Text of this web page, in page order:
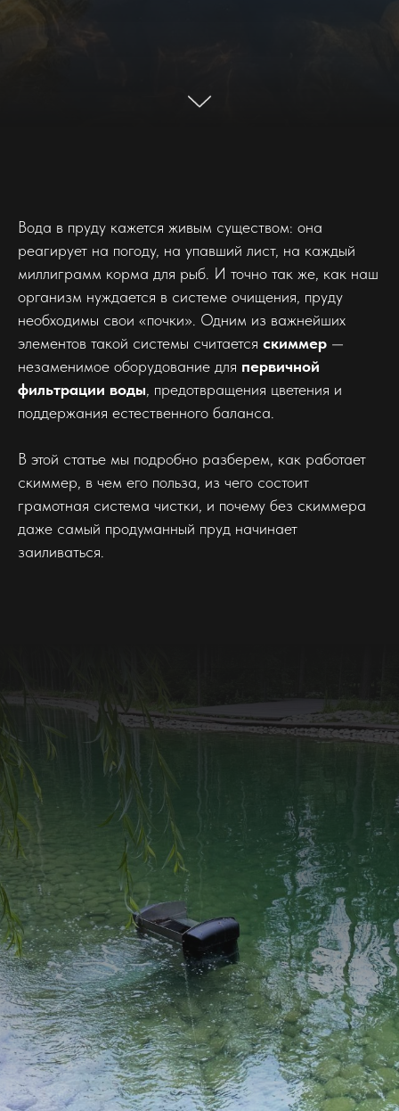
Вода в пруду кажется живым существом: она
реагирует на погоду, на упавший лист, на каждый
миллиграмм корма для рыб. И точно так же, как наш
организм нуждается в системе очищения, пруду
необходимы свои «почки». Одним из важнейших
элементов такой системы считается скиммер —
незаменимое оборудование для первичной
фильтрации воды , предотвращения цветения и
поддержания естественного баланса.
В этой статье мы подробно разберем, как работает
скиммер, в чем его польза, из чего состоит
грамотная система чистки, и почему без скиммера
даже самый продуманный пруд начинает
заиливаться.